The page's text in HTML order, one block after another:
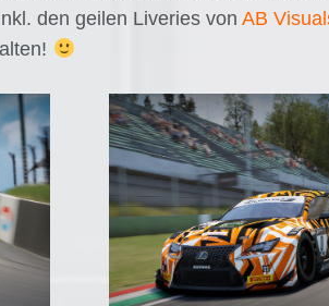
den geilen Liveries vonAB